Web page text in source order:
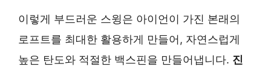
이렇게 부드러운 스윙은 아이언이 가진 본래의
로프트를 최대한 활용하게 만들어, 자연스럽게
높은 탄도와 적절한 백스핀을 만들어냅니다. 진